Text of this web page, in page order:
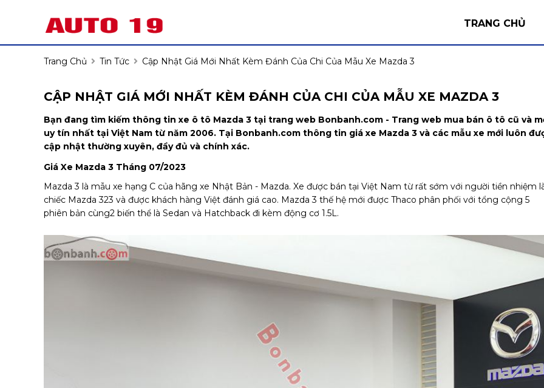
TRANG CHỦ
Trang Chủ Tin Tức Cập Nhật Giá Mới Nhất Kèm Đánh Của Chi Của Mẫu Xe Mazda 3
CẬP NHẬT GIÁ MỚI NHẤT KÈM ĐÁNH CỦA CHI CỦA MẪU XE MAZDA 3
Bạn đang tìm kiếm thông tin xe ô tô Mazda 3 tại trang web Bonbanh.com - Trang web mua bán ô tô cũ và
uy tín nhất tại Việt Nam từ năm 2006. Tại Bonbanh.com thông tin giá xe Mazda 3 và các mẫu xe mới luôn
cập nhật thường xuyên, đầy đủ và chính xác.
Giá Xe Mazda 3 Tháng 07/2023
Mazda 3 là mẫu xe hạng C của hãng xe Nhật Bản - Mazda. Xe được bán tại Việt Nam từ rất sớm với người tiền nhiệm
chiếc Mazda 323 và được khách hàng Việt đánh giá cao. Mazda 3 thế hệ mới được Thaco phân phối với tổng cộng 5
phiên bản cùng2 biến thể là Sedan và Hatchback đi kèm động cơ 1.5L.